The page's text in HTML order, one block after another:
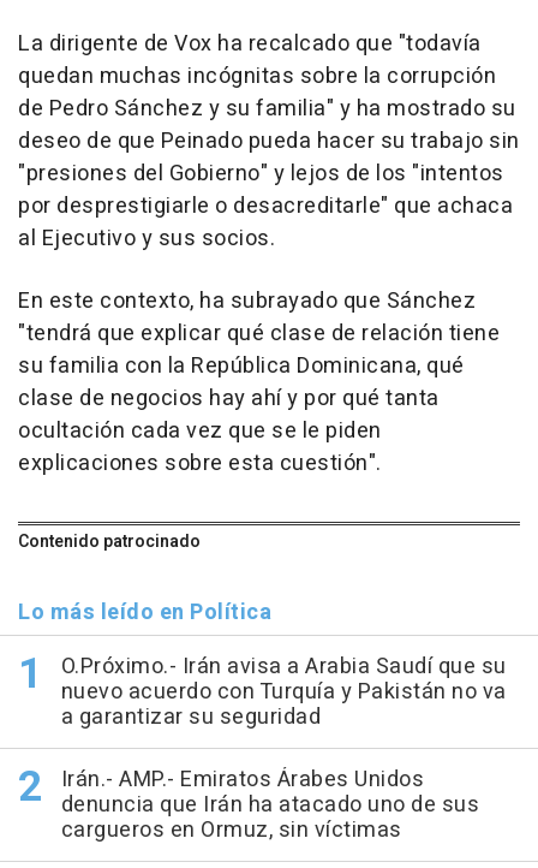
La dirigente de Vox ha recalcado que "todavía
quedan muchas incógnitas sobre la corrupción
de Pedro Sánchez y su familia" y ha mostrado su
deseo de que Peinado pueda hacer su trabajo sin
"presiones del Gobierno" y lejos de los "intentos
por desprestigiarle o desacreditarle" que achaca
al Ejecutivo y sus socios.
En este contexto, ha subrayado que Sánchez
"tendrá que explicar qué clase de relación tiene
su familia con la República Dominicana, qué
clase de negocios hay ahí y por qué tanta
ocultación cada vez que se le piden
explicaciones sobre esta cuestión".
Contenido patrocinado
Lo más leído en Política
O.Próximo.- Irán avisa a Arabia Saudí que su
nuevo acuerdo con Turquía y Pakistán no va
a garantizar su seguridad
Irán.- AMP.- Emiratos Árabes Unidos
denuncia que Irán ha atacado uno de sus
cargueros en Ormuz, sin víctimas